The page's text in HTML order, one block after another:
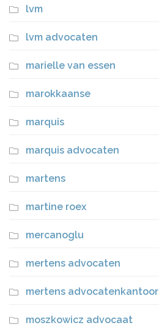
lvm
lvm advocaten
marielle van essen
marokkaanse
marquis
marquis advocaten
martens
martine roex
mercanoglu
mertens advocaten
mertens advocatenkantoor
moszkowicz advocaat